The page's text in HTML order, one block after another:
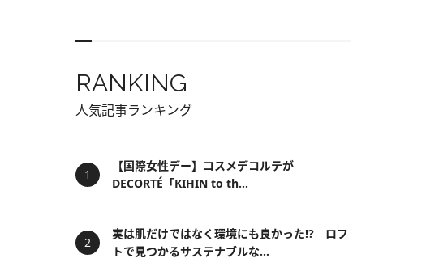
RANKING
人気記事ランキング
【国際女性デー】コスメデコルテが
DECORTÉ「KIHIN to th...
実は肌だけではなく環境にも良かった!? ロフ
トで見つかるサステナブルな...